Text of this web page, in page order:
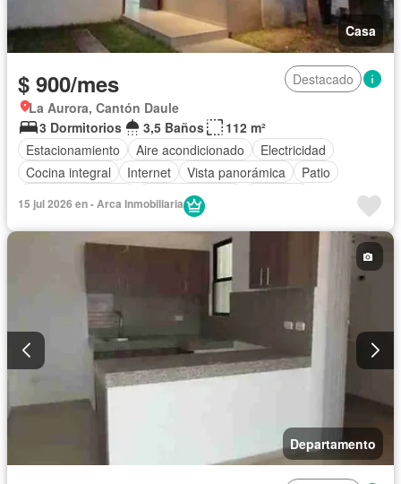
Casa
$ 900/mes
Destacado
La Aurora, Cantón Daule
3 Dormitorios
3,5 Baños
112 m²
Estacionamiento
Aire acondicionado
Electricidad
Cocina integral
Internet Vista panorámica
Patio
Área para niños
Acceso para personas con discapacidad
Parrilla
Garita de guardianía
Seguridad
Piscina
Armario empotrado Sin amoblar
15 jul 2026 en - Arca Inmobiliaria
Departamento